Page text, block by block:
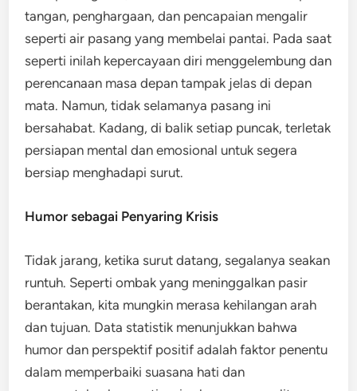
tangan, penghargaan, dan pencapaian mengalir
seperti air pasang yang membelai pantai. Pada saat
seperti inilah kepercayaan diri menggelembung dan
perencanaan masa depan tampak jelas di depan
mata. Namun, tidak selamanya pasang ini
bersahabat. Kadang, di balik setiap puncak, terletak
persiapan mental dan emosional untuk segera
bersiap menghadapi surut.
Humor sebagai Penyaring Krisis
Tidak jarang, ketika surut datang, segalanya seakan
runtuh. Seperti ombak yang meninggalkan pasir
berantakan, kita mungkin merasa kehilangan arah
dan tujuan. Data statistik menunjukkan bahwa
humor dan perspektif positif adalah faktor penentu
dalam memperbaiki suasana hati dan